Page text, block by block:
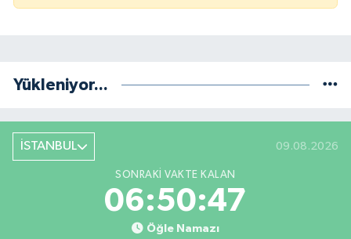
Yükleniyor...
İSTANBUL 09.08.2026
SONRAKI VAKTE KALAN
06:50:47
Öğle Namazı